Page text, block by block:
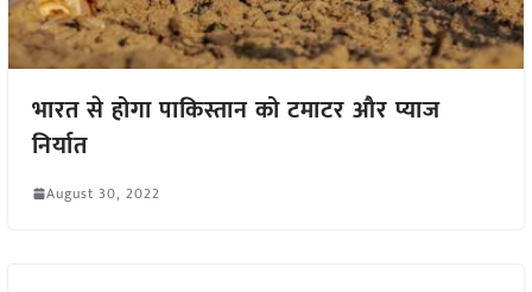
भारत से होगा पाकिस्तान को टमाटर और प्याज
निर्यात
August 30, 2022